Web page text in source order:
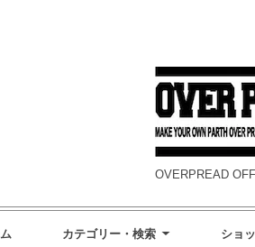
OVERPREAD
カテゴリー・検索 ショ